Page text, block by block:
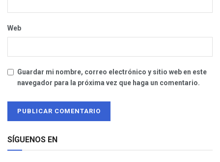
Web
Guardar mi nombre, correo electrónico y sitio web en este
navegador para la próxima vez que haga un comentario.
SÍGUENOS EN